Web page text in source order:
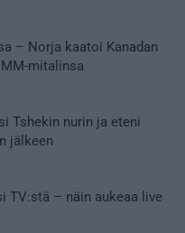
– Norja kaatoi Kanadan
mitalinsa
Tshekin nurin ja eteni
jälkeen
TV:stä – näin aukeaa live